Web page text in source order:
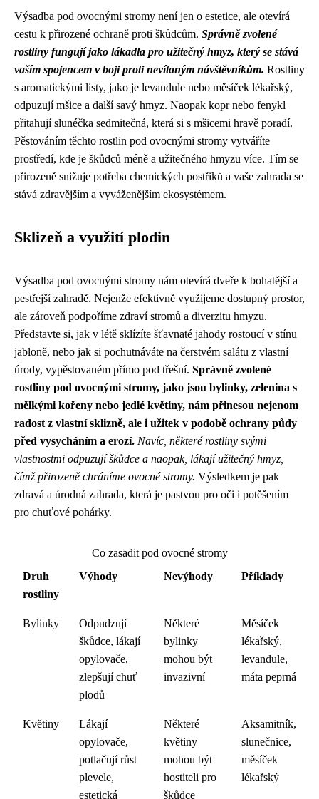
Výsadba pod ovocnými stromy není jen o estetice, ale otevírá
cestu k přirozené ochraně proti škůdcům. Správně zvolené
rostliny fungují jako lákadla pro užitečný hmyz, který se stává
vaším spojencem v boji proti nevítaným návštěvníkům. Rostliny
s aromatickými listy, jako je levandule nebo měsíček lékařský,
odpuzují mšice a další savý hmyz. Naopak kopr nebo fenykl
přitahují slunéčka sedmitečná, která si s mšicemi hravě poradí.
Pěstováním těchto rostlin pod ovocnými stromy vytváříte
prostředí, kde je škůdců méně a užitečného hmyzu více. Tím se
přirozeně snižuje potřeba chemických postřiků a vaše zahrada se
stává zdravějším a vyváženějším ekosystémem.
Sklizeň a využití plodin
Výsadba pod ovocnými stromy nám otevírá dveře k bohatější a
pestřejší zahradě. Nejenže efektivně využijeme dostupný prostor,
ale zároveň podpoříme zdraví stromů a diverzitu hmyzu.
Představte si, jak v létě sklízíte šťavnaté jahody rostoucí v stínu
jabloně, nebo jak si pochutnáváte na čerstvém salátu z vlastní
úrody, vypěstovaném přímo pod třešní. Správně zvolené
rostliny pod ovocnými stromy, jako jsou bylinky, zelenina s
mělkými kořeny nebo jedlé květiny, nám přinesou nejenom
radost z vlastní sklizně, ale i užitek v podobě ochrany půdy
před vysycháním a erozí. Navíc, některé rostliny svými
vlastnostmi odpuzují škůdce a naopak, lákají užitečný hmyz,
čímž přirozeně chráníme ovocné stromy. Výsledkem je pak
zdravá a úrodná zahrada, která je pastvou pro oči i potěšením
pro chuťové pohárky.
Co zasadit pod ovocné stromy
Druh
rostliny
Výhody Nevýhody Příklady
Bylinky
Odpudzují
škůdce, lákají
opylovače,
zlepšují chuť
plodů
Některé
bylinky
mohou být
invazivní
Měsíček
lékařský,
levandule,
máta peprná
Květiny
Lákají
opylovače,
potlačují růst
plevele,
estetická
Některé
květiny
mohou být
hostiteli pro
škůdce
Aksamitník,
slunečnice,
měsíček
lékařský